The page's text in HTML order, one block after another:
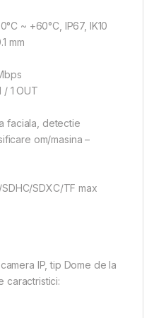
~ +60°C, IP67, IK10
mm
1 OUT
faciala, detectie
om/masina –
SDXC/TF max
IP, tip Dome de la
caractristici: